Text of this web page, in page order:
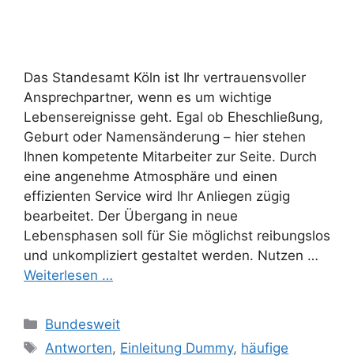
Das Standesamt Köln ist Ihr vertrauensvoller
Ansprechpartner, wenn es um wichtige
Lebensereignisse geht. Egal ob Eheschließung,
Geburt oder Namensänderung – hier stehen
Ihnen kompetente Mitarbeiter zur Seite. Durch
eine angenehme Atmosphäre und einen
effizienten Service wird Ihr Anliegen zügig
bearbeitet. Der Übergang in neue
Lebensphasen soll für Sie möglichst reibungslos
und unkompliziert gestaltet werden. Nutzen …
Weiterlesen …
Kategorien
Bundesweit
Schlagwörter
Antworten, Einleitung Dummy, häufige